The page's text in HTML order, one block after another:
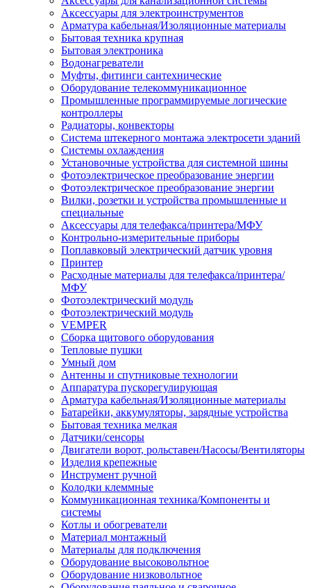
Аксессуары для электроинструментов
Арматура кабельная/Изоляционные материалы
Бытовая техника крупная
Бытовая электроника
Водонагреватели
Муфты, фитинги сантехнические
Оборудование телекоммуникационное
Промышленные программируемые логические
контроллеры
Радиаторы, конвекторы
Система штекерного монтажа электросети зданий
Системы охлаждения
Установочные устройства для системной шины
Фотоэлектрическое преобразование энергии
Фотоэлектрическое преобразование энергии
Вилки, розетки и устройства промышленные и
специальные
Аксессуары для телефакса/принтера/МФУ
Контрольно-измерительные приборы
Поплавковый электрический датчик уровня
Принтер
Расходные материалы для телефакса/принтера/
МФУ
Фотоэлектрический модуль
Фотоэлектрический модуль
VEMPER
Сборка щитового оборудования
Тепловые пушки
Умный дом
Антенны и спутниковые технологии
Аппаратура пускорегулирующая
Арматура кабельная/Изоляционные материалы
Батарейки, аккумуляторы, зарядные устройства
Бытовая техника мелкая
Датчики/сенсоры
Двигатели ворот, рольставен/Насосы/Вентиляторы
Изделия крепежные
Инструмент ручной
Колодки клеммные
Коммуникационная техника/Компоненты и
системы
Котлы и обогреватели
Материал монтажный
Материалы для подключения
Оборудование высоковольтное
Оборудование низковольтное